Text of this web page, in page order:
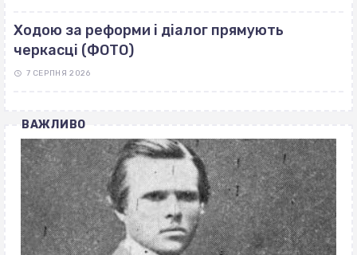
Ходою за реформи і діалог прямують
черкасці (ФОТО)
7 СЕРПНЯ 2026
ВАЖЛИВО